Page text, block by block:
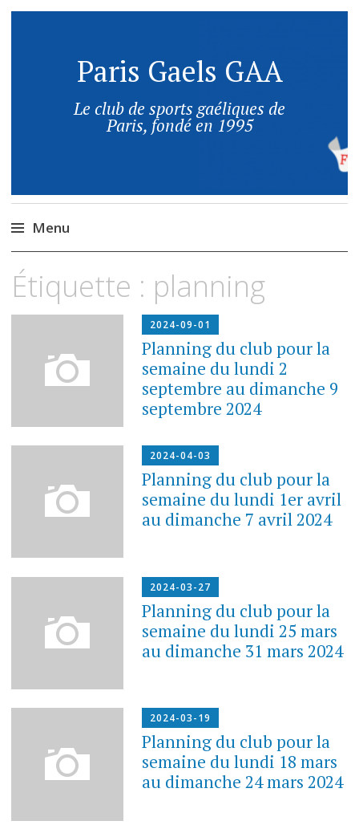
Paris Gaels GAA
Le club de sports gaéliques de
Paris, fondé en 1995
Menu
Étiquette : planning
2024-09-01
Planning du club pour la
semaine du lundi 2
septembre au dimanche 9
septembre 2024
2024-04-03
Planning du club pour la
semaine du lundi 1er avril
au dimanche 7 avril 2024
2024-03-27
Planning du club pour la
semaine du lundi 25 mars
au dimanche 31 mars 2024
2024-03-19
Planning du club pour la
semaine du lundi 18 mars
au dimanche 24 mars 2024